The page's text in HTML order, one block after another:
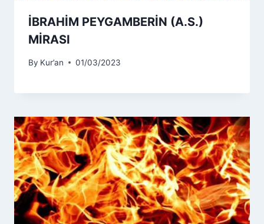
İBRAHİM PEYGAMBERİN (A.S.)
MİRASI
By Kur’an 01/03/2023